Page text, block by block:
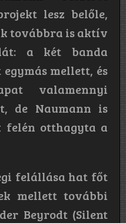
lesz belőle,
továbbra is aktív
a két banda
mellett, és
valamennyi
de Naumann is
felén otthagyta a
felállása hat főt
mellett további
Beyrodt (Silent